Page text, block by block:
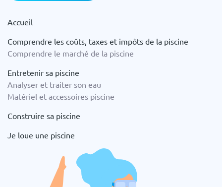
Accueil
Comprendre les coûts, taxes et impôts de la piscine
Comprendre le marché de la piscine
Entretenir sa piscine
Analyser et traiter son eau
Matériel et accessoires piscine
Construire sa piscine
Je loue une piscine